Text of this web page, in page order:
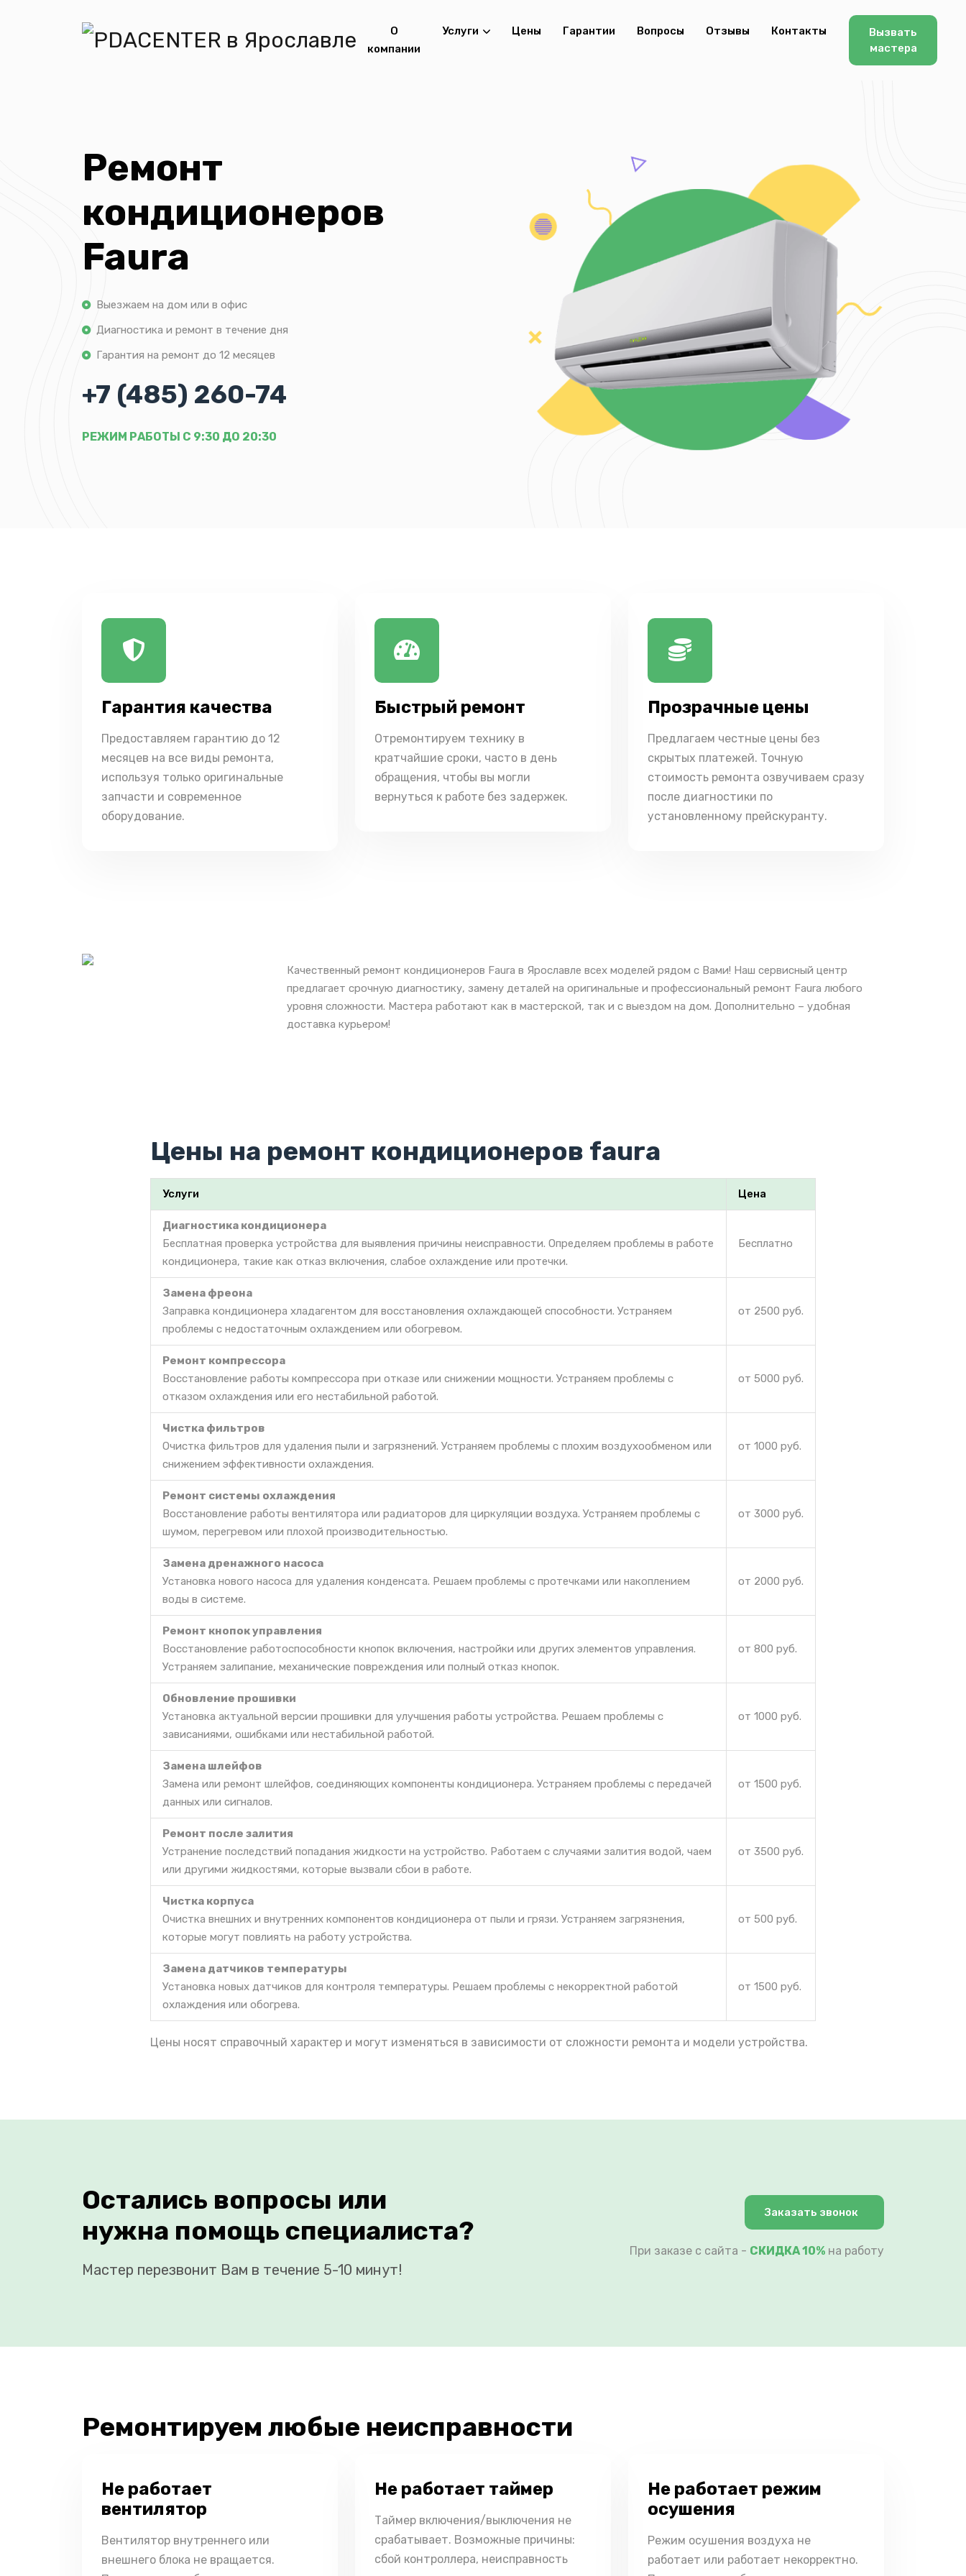
О
компании
Услуги Цены Гарантии Вопросы Отзывы Контакты
Вызвать
мастера
Ремонт
кондиционеров
Faura
Выезжаем на дом или в офис
Диагностика и ремонт в течение дня
Гарантия на ремонт до 12 месяцев
+7 (485) 260-74
РЕЖИМ РАБОТЫ С 9:30 ДО 20:30
Гарантия качества
Предоставляем гарантию до 12
месяцев на все виды ремонта,
используя только оригинальные
запчасти и современное
оборудование.
Быстрый ремонт
Отремонтируем технику в
кратчайшие сроки, часто в день
обращения, чтобы вы могли
вернуться к работе без задержек.
Прозрачные цены
Предлагаем честные цены без
скрытых платежей. Точную
стоимость ремонта озвучиваем сразу
после диагностики по
установленному прейскуранту.
Качественный ремонт кондиционеров Faura в Ярославле всех моделей рядом с Вами! Наш сервисный центр
предлагает срочную диагностику, замену деталей на оригинальные и профессиональный ремонт Faura любого
уровня сложности. Мастера работают как в мастерской, так и с выездом на дом. Дополнительно – удобная
доставка курьером!
Цены на ремонт кондиционеров faura
Услуги Цена
Диагностика кондиционера
Бесплатная проверка устройства для выявления причины неисправности. Определяем проблемы в работе
кондиционера, такие как отказ включения, слабое охлаждение или протечки.
Бесплатно
Замена фреона
Заправка кондиционера хладагентом для восстановления охлаждающей способности. Устраняем
проблемы с недостаточным охлаждением или обогревом.
от 2500 руб.
Ремонт компрессора
Восстановление работы компрессора при отказе или снижении мощности. Устраняем проблемы с
отказом охлаждения или его нестабильной работой.
от 5000 руб.
Чистка фильтров
Очистка фильтров для удаления пыли и загрязнений. Устраняем проблемы с плохим воздухообменом или
снижением эффективности охлаждения.
от 1000 руб.
Ремонт системы охлаждения
Восстановление работы вентилятора или радиаторов для циркуляции воздуха. Устраняем проблемы с
шумом, перегревом или плохой производительностью.
от 3000 руб.
Замена дренажного насоса
Установка нового насоса для удаления конденсата. Решаем проблемы с протечками или накоплением
воды в системе.
от 2000 руб.
Ремонт кнопок управления
Восстановление работоспособности кнопок включения, настройки или других элементов управления.
Устраняем залипание, механические повреждения или полный отказ кнопок.
от 800 руб.
Обновление прошивки
Установка актуальной версии прошивки для улучшения работы устройства. Решаем проблемы с
зависаниями, ошибками или нестабильной работой.
от 1000 руб.
Замена шлейфов
Замена или ремонт шлейфов, соединяющих компоненты кондиционера. Устраняем проблемы с передачей
данных или сигналов.
от 1500 руб.
Ремонт после залития
Устранение последствий попадания жидкости на устройство. Работаем с случаями залития водой, чаем
или другими жидкостями, которые вызвали сбои в работе.
от 3500 руб.
Чистка корпуса
Очистка внешних и внутренних компонентов кондиционера от пыли и грязи. Устраняем загрязнения,
которые могут повлиять на работу устройства.
от 500 руб.
Замена датчиков температуры
Установка новых датчиков для контроля температуры. Решаем проблемы с некорректной работой
охлаждения или обогрева.
от 1500 руб.
Цены носят справочный характер и могут изменяться в зависимости от сложности ремонта и модели устройства.
Остались вопросы или
нужна помощь специалиста?
Мастер перезвонит Вам в течение 5-10 минут!
Заказать звонок
При заказе с сайта - СКИДКА 10% на работу
Ремонтируем любые неисправности
Не работает
вентилятор
Вентилятор внутреннего или
внешнего блока не вращается.
Не работает таймер
Таймер включения/выключения не
срабатывает. Возможные причины:
сбой контроллера, неисправность
Не работает режим
осушения
Режим осушения воздуха не
работает или работает некорректно.